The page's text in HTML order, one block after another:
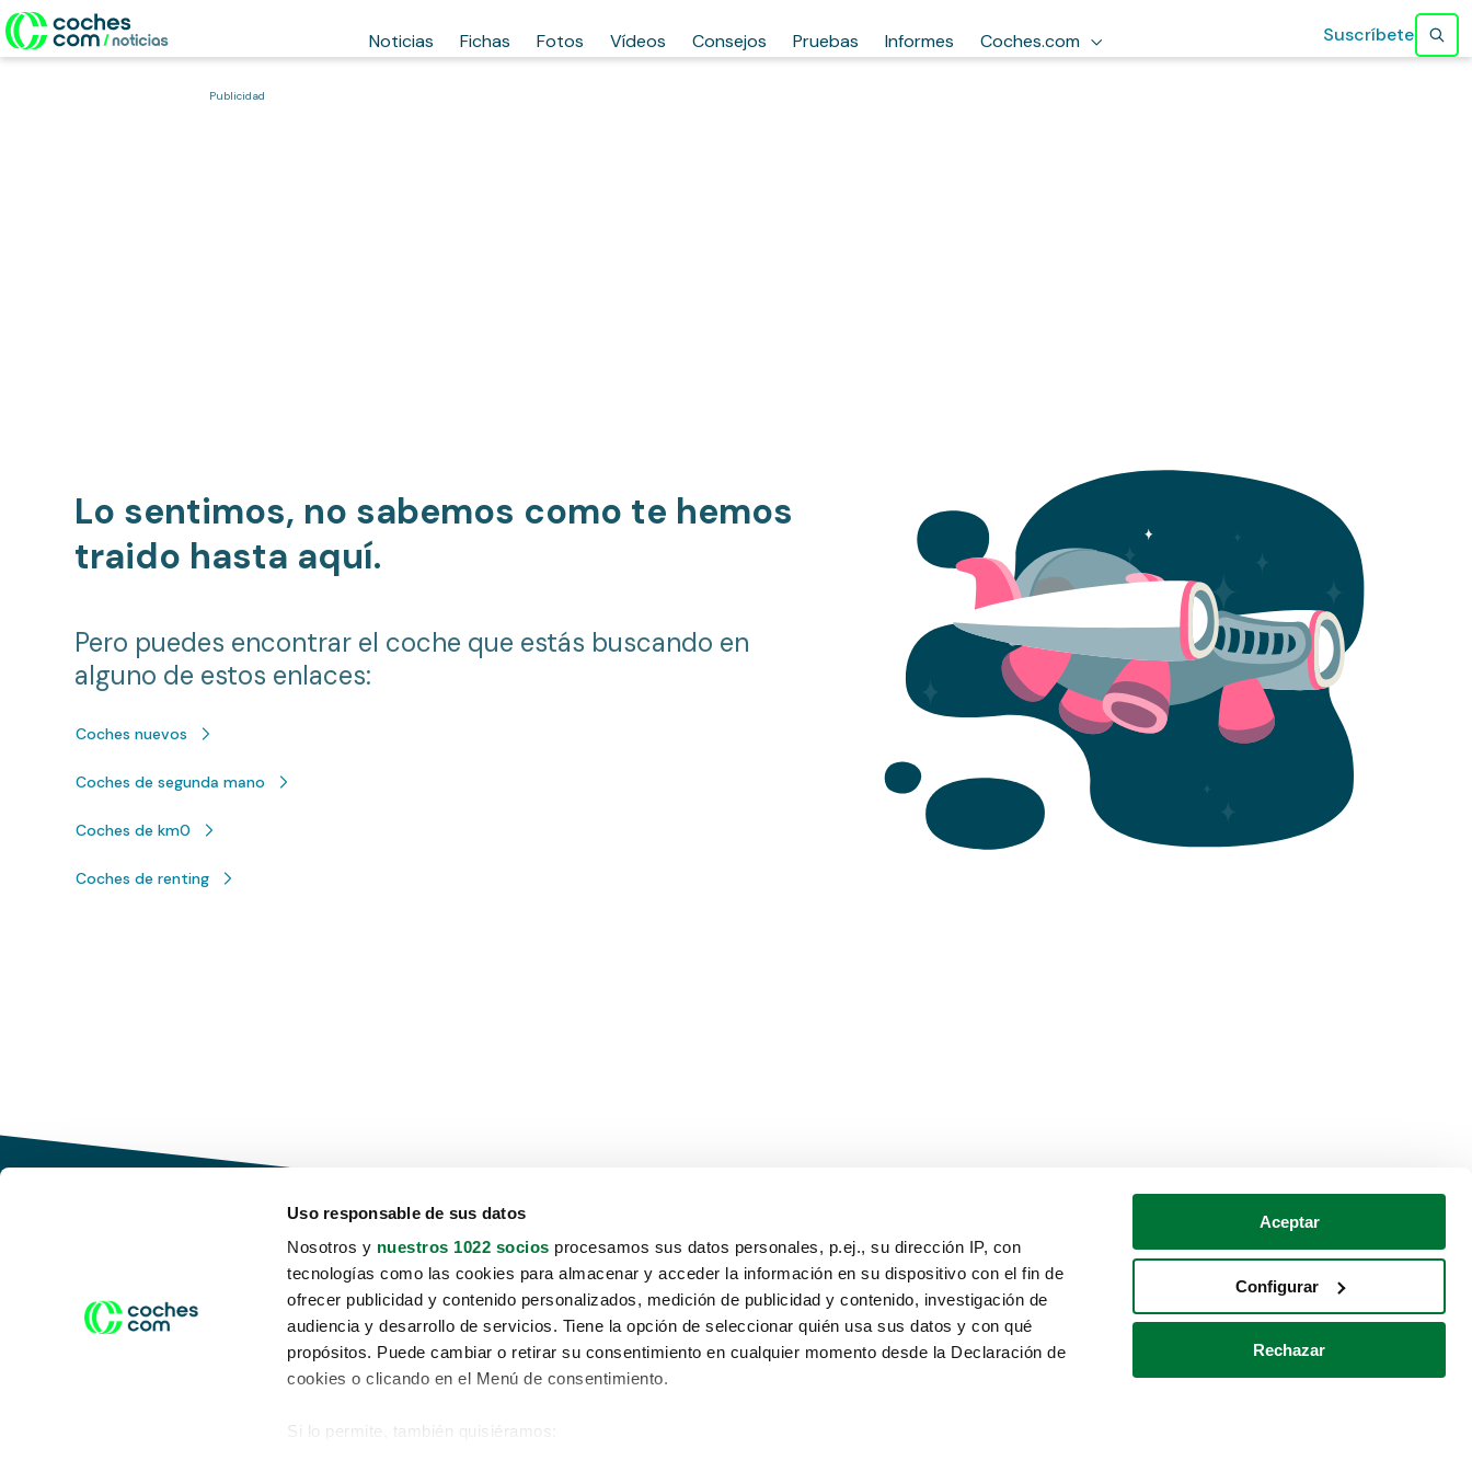
Uso responsable de sus datos
Nosotros y nuestros 1022 socios procesamos sus datos personales, p.ej., su dirección IP, con
tecnologías como las cookies para almacenar y acceder la información en su dispositivo con el fin de
ofrecer publicidad y contenido personalizados, medición de publicidad y contenido, investigación de
audiencia y desarrollo de servicios. Tiene la opción de seleccionar quién usa sus datos y con qué
propósitos. Puede cambiar o retirar su consentimiento en cualquier momento desde la Declaración de
cookies o clicando en el Menú de consentimiento.
Si lo permite, también quisiéramos:
Aceptar
Configurar
Rechazar
Noticias Fichas Fotos Vídeos Consejos Pruebas Informes Coches.com Suscríbete
Publicidad
Lo sentimos, no sabemos como te hemos
traido hasta aquí.
Pero puedes encontrar el coche que estás buscando en
alguno de estos enlaces:
Coches nuevos
Coches de segunda mano
Coches de km0
Coches de renting
Conduce tu futuro,
desata tu movilidad